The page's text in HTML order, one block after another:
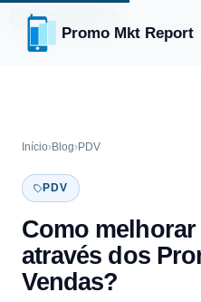
Promo Mkt Report
Início›Blog›PDV
PDV
Como melhorar
através dos
Vendas?
TRADE MARKETING
TECNOLOGIA